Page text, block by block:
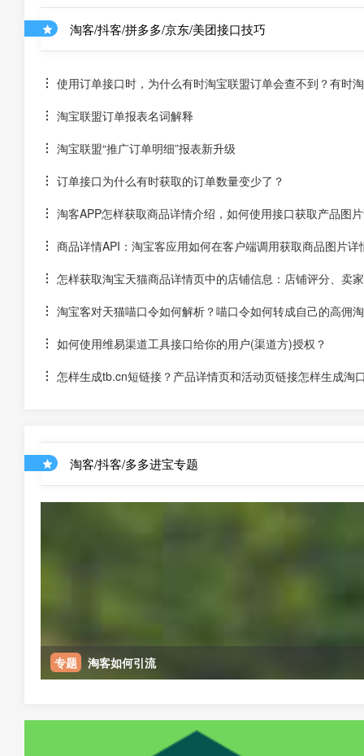
淘客/抖客/拼多多/京东/美团接口技巧
使用订单接口时，为什么有时淘宝联盟订单会查不到？有时
淘宝联盟订单报表名词解释
淘宝联盟“推广订单明细”报表新升级
订单接口为什么有时获取的订单数量变少了？
淘客APP怎样获取商品详情介绍，如何使用接口获取产品图
商品详情API：淘宝客应用如何在客户端调用获取商品图片详
怎样获取淘宝天猫商品详情页中的店铺信息：店铺评分、卖
淘宝客对天猫喵口令如何解析？喵口令如何转成自己的高佣
如何使用维易渠道工具接口给你的用户(渠道方)授权？
怎样生成tb.cn短链接？产品详情页和活动页链接怎样生成淘
淘客/抖客/多多进宝专题
专题 淘客如何引流